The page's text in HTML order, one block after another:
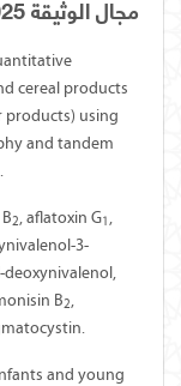
مجال الوثيقة ISO 23719:2025
cereal products
products) using
and tandem
2, aflatoxin G1 ,
3-
deoxynivalenol,
B2,
and young